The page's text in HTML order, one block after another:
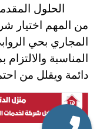
الحلول
من المهم اختيار
المجاري بحي
المناسبة
دائمة ويقلل من